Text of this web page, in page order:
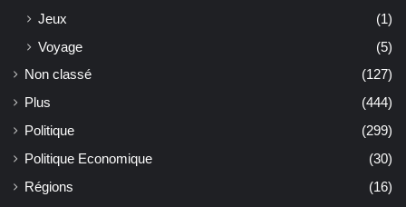
Jeux
(1)
Voyage
(5)
Non classé
(127)
Plus
(444)
Politique
(299)
Politique Economique
(30)
Régions
(16)